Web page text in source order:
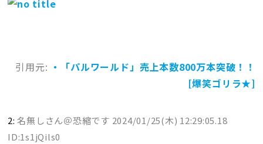
引用元: ・「パルワールド」売上本数800万本突破！！
[爆笑ゴリラ★]
2:名無しさん＠恐縮です 2024/01/25(木) 12:29:05.18
ID:1s1jQils0